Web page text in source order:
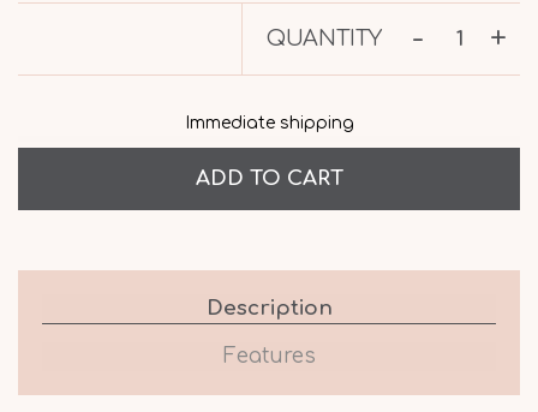
QUANTITY - +
Immediate shipping
Description
Features